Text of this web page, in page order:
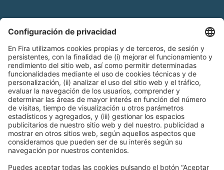
Información general
Aviso legal
Política de privacidad
Política de cookies
#PISCINABARCELONA